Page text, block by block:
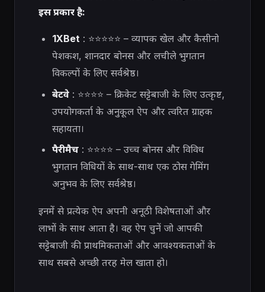
इस प्रकार है:
1XBet: ⭐⭐⭐⭐⭐ – व्यापक खेल और कैसीनो
पेशकश, शानदार बोनस और लचीले भुगतान
विकल्पों के लिए सर्वश्रेष्ठ।
बेटवे: ⭐⭐⭐⭐ – क्रिकेट सट्टेबाजी के लिए उत्कृष्ट,
उपयोगकर्ता के अनुकूल ऐप और त्वरित ग्राहक
सहायता।
पैरीमैच: ⭐⭐⭐⭐ – उच्च बोनस और विविध
भुगतान विधियों के साथ-साथ एक ठोस गेमिंग
अनुभव के लिए सर्वश्रेष्ठ।
इनमें से प्रत्येक ऐप अपनी अनूठी विशेषताओं और
लाभों के साथ आता है। वह ऐप चुनें जो आपकी
सट्टेबाजी की प्राथमिकताओं और आवश्यकताओं के
साथ सबसे अच्छी तरह मेल खाता हो।